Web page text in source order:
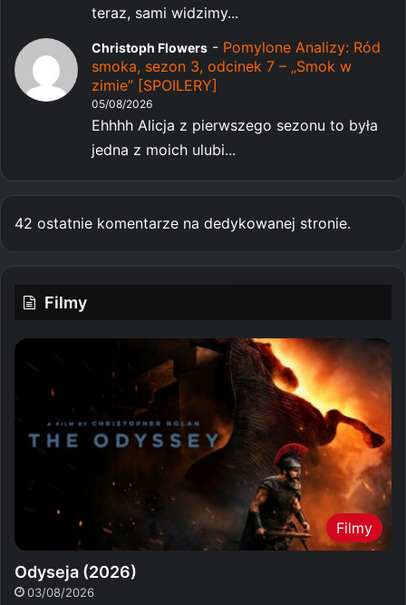
teraz, sami widzimy...
Christoph Flowers - Pomylone Analizy: Ród
smoka, sezon 3, odcinek 7 – „Smok w
zimie” [SPOILERY]
05/08/2026
Ehhhh Alicja z pierwszego sezonu to była
jedna z moich ulubi...
42 ostatnie komentarze na dedykowanej stronie.
Filmy
Filmy
Odyseja (2026)
03/08/2026